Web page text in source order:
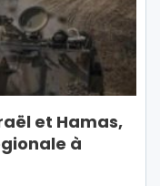
et Hamas,
à